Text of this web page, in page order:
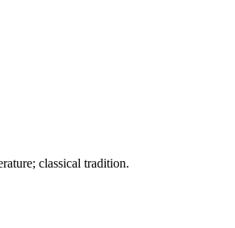
classical tradition.